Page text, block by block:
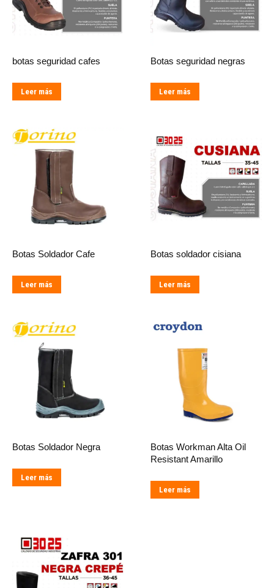
botas seguridad cafes
Leer más
Botas seguridad negras
Leer más
Botas Soldador Cafe
Leer más
Botas soldador cisiana
Leer más
Botas Soldador Negra
Leer más
Botas Workman Alta Oil
Resistant Amarillo
Leer más